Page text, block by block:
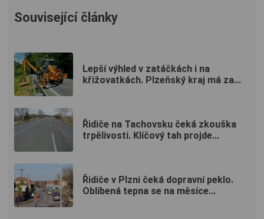
Související články
Lepší výhled v zatáčkách i na
křižovatkách. Plzeňský kraj má za...
Řidiče na Tachovsku čeká zkouška
trpělivosti. Klíčový tah projde...
Řidiče v Plzni čeká dopravní peklo.
Oblíbená tepna se na měsíce...